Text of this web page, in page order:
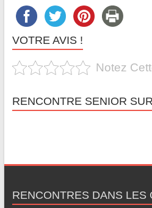
VOTRE AVIS !
Notez
RENCONTRE SENIOR
RENCONTRES DANS LES